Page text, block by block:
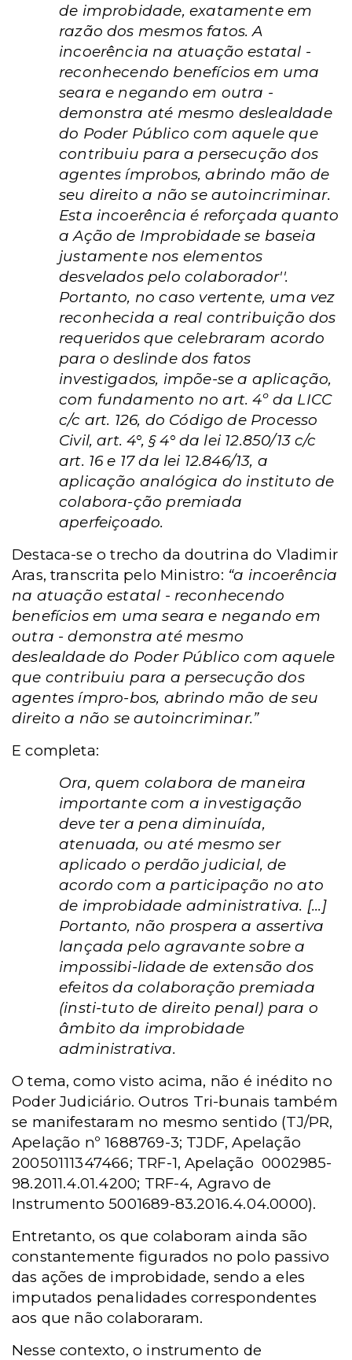
de improbidade, exatamente em
razão dos mesmos fatos. A
incoerência na atuação estatal -
reconhecendo benefícios em uma
seara e negando em outra -
demonstra até mesmo deslealdade
do Poder Público com aquele que
contribuiu para a persecução dos
agentes ímprobos, abrindo mão de
seu direito a não se autoincriminar.
Esta incoerência é reforçada quanto
a Ação de Improbidade se baseia
justamente nos elementos
desvelados pelo colaborador''.
Portanto, no caso vertente, uma vez
reconhecida a real contribuição dos
requeridos que celebraram acordo
para o deslinde dos fatos
investigados, impõe-se a aplicação,
com fundamento no art. 4º da LICC
c/c art. 126, do Código de Processo
Civil, art. 4°, § 4° da lei 12.850/13 c/c
art. 16 e 17 da lei 12.846/13, a
aplicação analógica do instituto de
colabora-ção premiada
aperfeiçoado.
Destaca-se o trecho da doutrina do Vladimir
Aras, transcrita pelo Ministro: “a incoerência
na atuação estatal - reconhecendo
benefícios em uma seara e negando em
outra - demonstra até mesmo
deslealdade do Poder Público com aquele
que contribuiu para a persecução dos
agentes ímpro-bos, abrindo mão de seu
direito a não se autoincriminar.”
E completa:
Ora, quem colabora de maneira
importante com a investigação
deve ter a pena diminuída,
atenuada, ou até mesmo ser
aplicado o perdão judicial, de
acordo com a participação no ato
de improbidade administrativa. [...]
Portanto, não prospera a assertiva
lançada pelo agravante sobre a
impossibi-lidade de extensão dos
efeitos da colaboração premiada
(insti-tuto de direito penal) para o
âmbito da improbidade
administrativa.
O tema, como visto acima, não é inédito no
Poder Judiciário. Outros Tri-bunais também
se manifestaram no mesmo sentido (TJ/PR,
Apelação nº 1688769-3; TJDF, Apelação
20050111347466; TRF-1, Apelação 0002985-
98.2011.4.01.4200; TRF-4, Agravo de
Instrumento 5001689-83.2016.4.04.0000).
Entretanto, os que colaboram ainda são
constantemente figurados no polo passivo
das ações de improbidade, sendo a eles
imputados penalidades correspondentes
aos que não colaboraram.
Nesse contexto, o instrumento de